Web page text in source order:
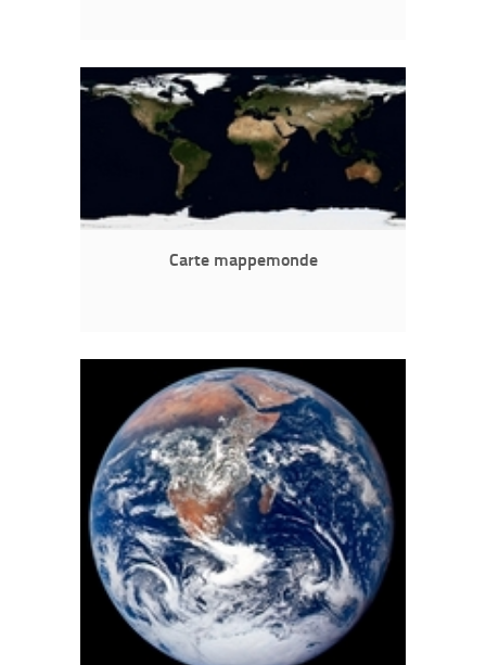
Carte mappemonde